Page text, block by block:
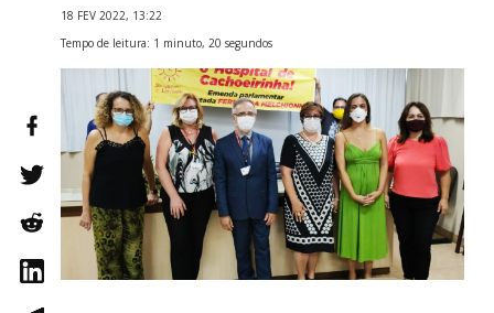
18 FEV 2022, 13:22
Tempo de leitura: 1 minuto, 20 segundos